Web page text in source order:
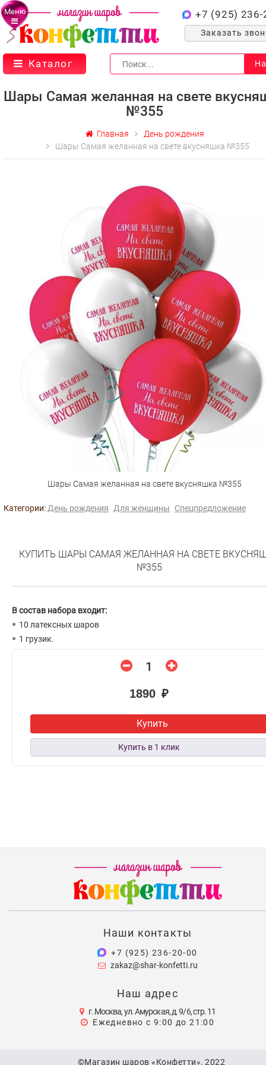
Меню +7 (925) 236-
Заказать
Каталог
Шары Самая желанная на свете
№355
Главная
День рождения
Шары Самая желанная на свете вкусняшка №355
Шары Самая желанная на свете вкусняшка №355
Категории: День рождения Для женщины Спецпредложение
КУПИТЬ ШАРЫ САМАЯ ЖЕЛАННАЯ НА СВЕТЕ
№355
В состав набора входит:
10 латексных шаров
1 грузик.
1890 ₽
Купить
Наши контакты
+7 (925) 236-20-00
zakaz@shar-konfetti.ru
Наш адрес
г. Москва, ул. Амурская, д. 9/6, стр. 11
Ежедневно с 9:00 до 21:00
©Магазин шаров «Конфетти», 2022